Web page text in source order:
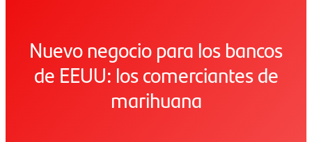
Nuevo negocio para los bancos
de EEUU: los comerciantes de
marihuana